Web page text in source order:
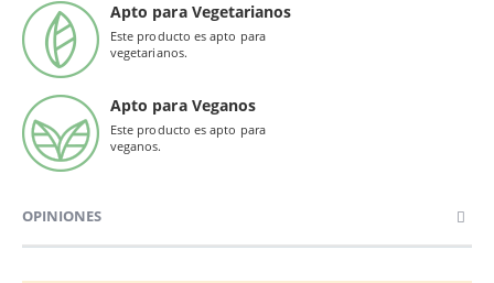
Apto para Vegetarianos
Este producto es apto para
vegetarianos.
Apto para Veganos
Este producto es apto para
veganos.
OPINIONES